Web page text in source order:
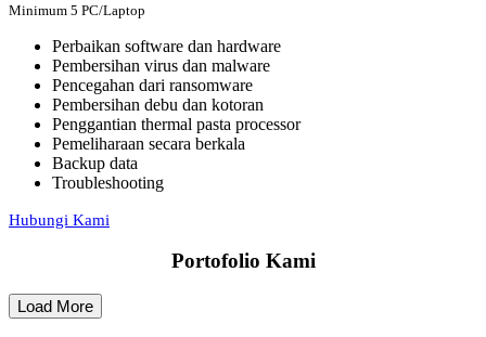
Minimum 5 PC/Laptop
Perbaikan software dan hardware
Pembersihan virus dan malware
Pencegahan dari ransomware
Pembersihan debu dan kotoran
Penggantian thermal pasta processor
Pemeliharaan secara berkala
Backup data
Troubleshooting
Hubungi Kami
Portofolio Kami
Load More